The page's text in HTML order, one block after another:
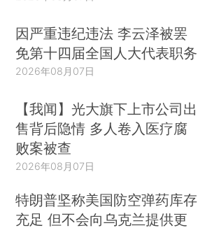
因严重违纪违法 李云泽被罢
免第十四届全国人大代表职务
2026年08月07日
【我闻】光大旗下上市公司出
售背后隐情 多人卷入医疗腐
败案被查
2026年08月07日
特朗普坚称美国防空弹药库存
充足 但不会向乌克兰提供更